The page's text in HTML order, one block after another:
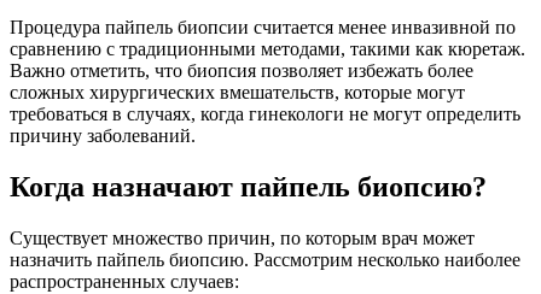
Процедура пайпель биопсии считается менее инвазивной по
сравнению с традиционными методами, такими как кюретаж.
Важно отметить, что биопсия позволяет избежать более
сложных хирургических вмешательств, которые могут
требоваться в случаях, когда гинекологи не могут определить
причину заболеваний.
Когда назначают пайпель биопсию?
Существует множество причин, по которым врач может
назначить пайпель биопсию. Рассмотрим несколько наиболее
распространенных случаев: